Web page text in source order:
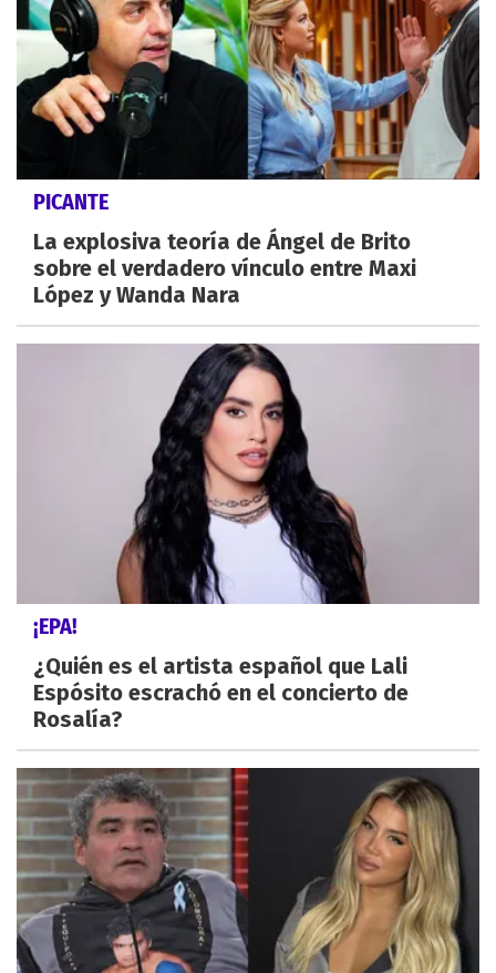
PICANTE
La explosiva teoría de Ángel de Brito
sobre el verdadero vínculo entre Maxi
López y Wanda Nara
¡EPA!
¿Quién es el artista español que Lali
Espósito escrachó en el concierto de
Rosalía?